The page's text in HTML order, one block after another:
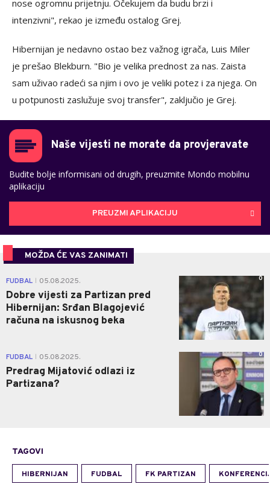
nose ogromnu prijetnju. Očekujem da budu brzi i
intenzivni", rekao je između ostalog Grej.
Hibernijan je nedavno ostao bez važnog igrača, Luis Miler
je prešao Blekburn. "Bio je velika prednost za nas. Zaista
sam uživao radeći sa njim i ovo je veliki potez i za njega. On
u potpunosti zaslužuje svoj transfer", zaključio je Grej.
Naše vijesti ne morate da provjeravate
Budite bolje informisani od drugih, preuzmite Mondo mobilnu
aplikaciju
PREUZMI APLIKACIJU
MOŽDA ĆE VAS ZANIMATI
FUDBAL 05.08.2025.
Dobre vijesti za Partizan pred
Hibernijan: Srđan Blagojević
računa na iskusnog beka
0
FUDBAL 05.08.2025.
Predrag Mijatović odlazi iz
Partizana?
0
TAGOVI
HIBERNIJAN FUDBAL FK PARTIZAN